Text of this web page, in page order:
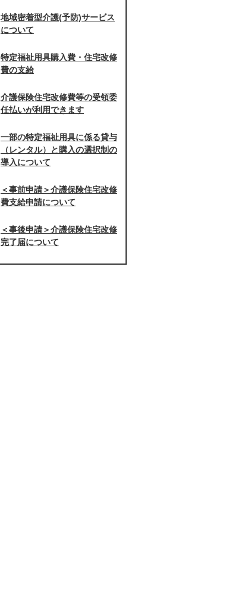
地域密着型介護(予防)サービス
について
特定福祉用具購入費・住宅改修
費の支給
介護保険住宅改修費等の受領委
任払いが利用できます
一部の特定福祉用具に係る貸与
（レンタル）と購入の選択制の
導入について
＜事前申請＞介護保険住宅改修
費支給申請について
＜事後申請＞介護保険住宅改修
完了届について